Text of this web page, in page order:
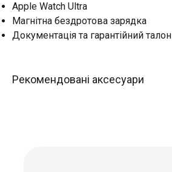
Apple Watch Ultra
Магнітна бездротова зарядка
Документація та гарантійний талон
Рекомендовані аксесуари